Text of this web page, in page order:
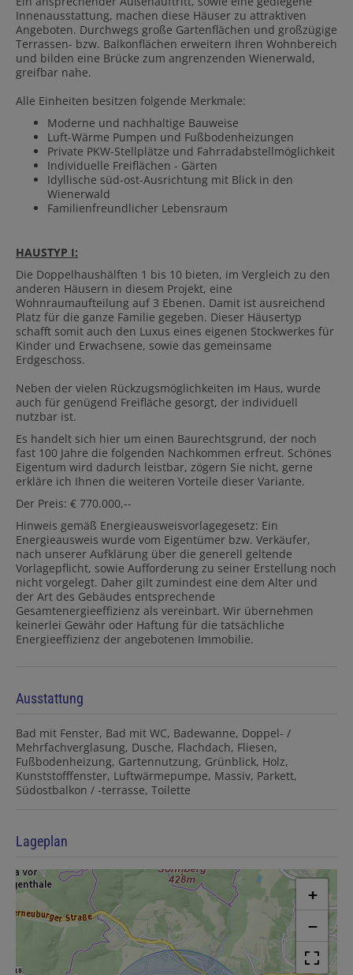
Innenausstattung, machen diese Häuser zu attraktiven
Angeboten. Durchwegs große Gartenflächen und großzügige
Terrassen- bzw. Balkonflächen erweitern Ihren Wohnbereich
und bilden eine Brücke zum angrenzenden Wienerwald,
greifbar nahe.
Alle Einheiten besitzen folgende Merkmale:
Moderne und nachhaltige Bauweise
Luft-Wärme Pumpen und Fußbodenheizungen
Private PKW-Stellplätze und Fahrradabstellmöglichkeit
Individuelle Freiflächen - Gärten
Idyllische süd-ost-Ausrichtung mit Blick in den
Wienerwald
Familienfreundlicher Lebensraum
HAUSTYP I:
Die Doppelhaushälften 1 bis 10 bieten, im Vergleich zu den
anderen Häusern in diesem Projekt, eine
Wohnraumaufteilung auf 3 Ebenen. Damit ist ausreichend
Platz für die ganze Familie gegeben. Dieser Häusertyp
schafft somit auch den Luxus eines eigenen Stockwerkes für
Kinder und Erwachsene, sowie das gemeinsame
Erdgeschoss.
Neben der vielen Rückzugsmöglichkeiten im Haus, wurde
auch für genügend Freifläche gesorgt, der individuell
nutzbar ist.
Es handelt sich hier um einen Baurechtsgrund, der noch
fast 100 Jahre die folgenden Nachkommen erfreut. Schönes
Eigentum wird dadurch leistbar, zögern Sie nicht, gerne
erkläre ich Ihnen die weiteren Vorteile dieser Variante.
Der Preis: € 770.000,--
Hinweis gemäß Energieausweisvorlagegesetz: Ein
Energieausweis wurde vom Eigentümer bzw. Verkäufer,
nach unserer Aufklärung über die generell geltende
Vorlagepflicht, sowie Aufforderung zu seiner Erstellung noch
nicht vorgelegt. Daher gilt zumindest eine dem Alter und
der Art des Gebäudes entsprechende
Gesamtenergieeffizienz als vereinbart. Wir übernehmen
keinerlei Gewähr oder Haftung für die tatsächliche
Energieeffizienz der angebotenen Immobilie.
Ausstattung
Bad mit Fenster Bad mit WC Badewanne Doppel- /
Mehrfachverglasung Dusche Flachdach Fliesen
Fußbodenheizung Gartennutzung Grünblick Holz
Kunststofffenster Luftwärmepumpe Massiv Parkett
Südostbalkon / -terrasse Toilette
Lageplan
+
−